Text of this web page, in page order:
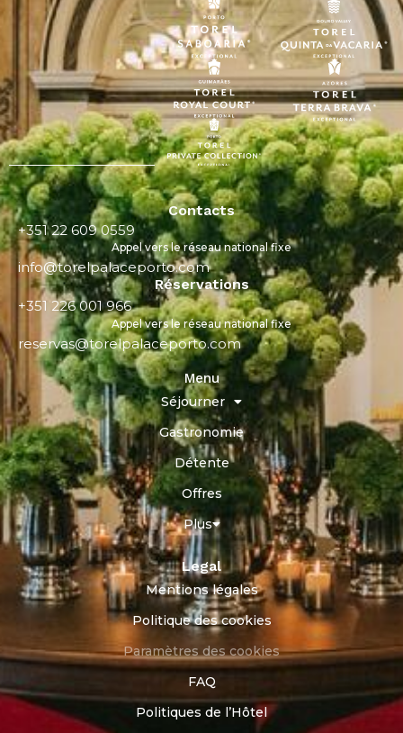
Contacts
+351 22 609 0559
Appel vers le réseau national fixe
info@torelpalaceporto.com
Réservations
+351 226 001 966
Appel vers le réseau national fixe
reservas@torelpalaceporto.com
Menu
Séjourner
Gastronomie
Détente
Offres
Plus
Legal
Mentions légales
Politique des cookies
Paramètres des cookies
FAQ
Politiques de l’Hôtel